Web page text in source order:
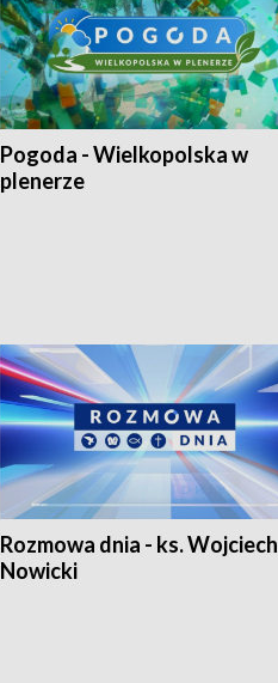
Pogoda - Wielkopolska w
plenerze
Rozmowa dnia - ks. Wojciech
Nowicki